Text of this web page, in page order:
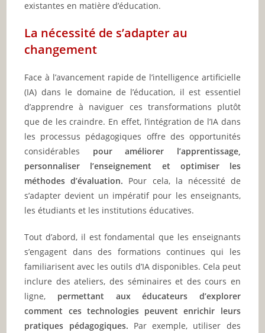
existantes en matière d’éducation.
La nécessité de s’adapter au
changement
Face à l’avancement rapide de l’intelligence artificielle
(IA) dans le domaine de l’éducation, il est essentiel
d’apprendre à naviguer ces transformations plutôt
que de les craindre. En effet, l’intégration de l’IA dans
les processus pédagogiques offre des opportunités
considérables pour améliorer l’apprentissage,
personnaliser l’enseignement et optimiser les
méthodes d’évaluation. Pour cela, la nécessité de
s’adapter devient un impératif pour les enseignants,
les étudiants et les institutions éducatives.
Tout d’abord, il est fondamental que les enseignants
s’engagent dans des formations continues qui les
familiarisent avec les outils d’IA disponibles. Cela peut
inclure des ateliers, des séminaires et des cours en
ligne, permettant aux éducateurs d’explorer
comment ces technologies peuvent enrichir leurs
pratiques pédagogiques. Par exemple, utiliser des